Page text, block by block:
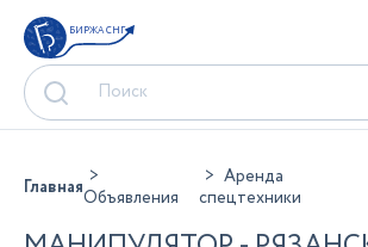
БИРЖА СНГ
ГлавнаяОбъявления
Аренда
спецтехники